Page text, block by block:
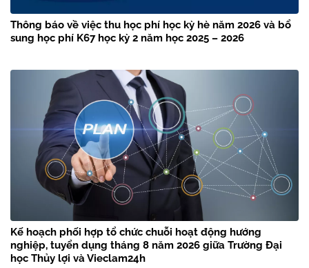
Thông báo về việc thu học phí học kỳ hè năm 2026 và bổ
sung học phí K67 học kỳ 2 năm học 2025 – 2026
Kế hoạch phối hợp tổ chức chuỗi hoạt động hướng
nghiệp, tuyển dụng tháng 8 năm 2026 giữa Trường Đại
học Thủy lợi và Vieclam24h